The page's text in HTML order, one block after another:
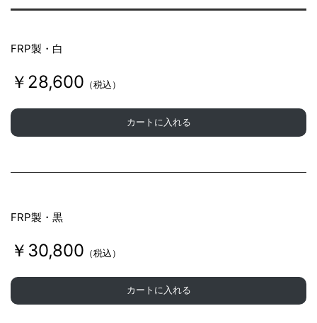
FRP製・白
￥28,600 （税込）
カートに入れる
FRP製・黒
￥30,800 （税込）
カートに入れる